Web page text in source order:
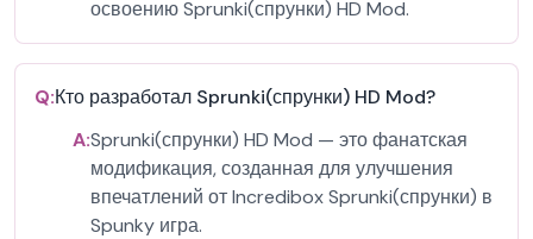
освоению Sprunki(спрунки) HD Mod.
Q:Кто разработал Sprunki(спрунки) HD Mod?
A:Sprunki(спрунки) HD Mod — это фанатская
модификация, созданная для улучшения
впечатлений от Incredibox Sprunki(спрунки) в
Spunky игра.